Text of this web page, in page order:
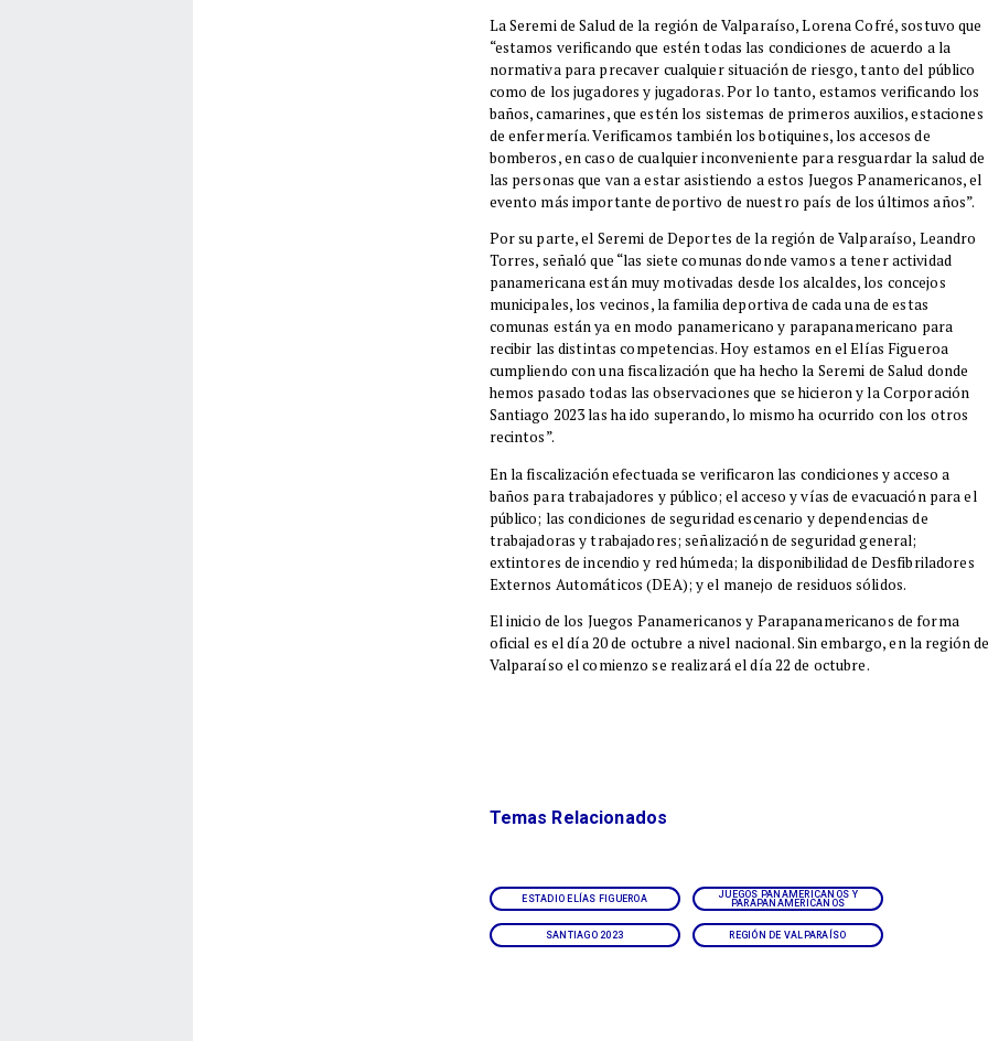
​La Seremi de Salud de la región de Valparaíso, Lorena Cofré, sostuvo que
“estamos verificando que estén todas las condiciones de acuerdo a la
normativa para precaver cualquier situación de riesgo, tanto del público
como de los jugadores y jugadoras. Por lo tanto, estamos verificando los
baños, camarines, que estén los sistemas de primeros auxilios, estaciones
de enfermería. Verificamos también los botiquines, los accesos de
bomberos, en caso de cualquier inconveniente para resguardar la salud de
las personas que van a estar asistiendo a estos Juegos Panamericanos, el
evento más importante deportivo de nuestro país de los últimos años”.
Por su parte, el Seremi de Deportes de la región de Valparaíso, Leandro
Torres, señaló que “las siete comunas donde vamos a tener actividad
panamericana están muy motivadas desde los alcaldes, los concejos
municipales, los vecinos, la familia deportiva de cada una de estas
comunas están ya en modo panamericano y parapanamericano para
recibir las distintas competencias. Hoy estamos en el Elías Figueroa
cumpliendo con una fiscalización que ha hecho la Seremi de Salud donde
hemos pasado todas las observaciones que se hicieron y la Corporación
Santiago 2023 las ha ido superando, lo mismo ha ocurrido con los otros
recintos”.
​En la fiscalización efectuada se verificaron las condiciones y acceso a
baños para trabajadores y público; el acceso y vías de evacuación para el
público; las condiciones de seguridad escenario y dependencias de
trabajadoras y trabajadores; señalización de seguridad general;
extintores de incendio y red húmeda; la disponibilidad de Desfibriladores
Externos Automáticos (DEA); y el manejo de residuos sólidos.
​El inicio de los Juegos Panamericanos y Parapanamericanos de forma
oficial es el día 20 de octubre a nivel nacional. Sin embargo, en la región
Valparaíso el comienzo se realizará el día 22 de octubre.
ESTADIO ELÍAS FIGUEROA
JUEGOS PANAMERICANOS Y
PARAPANAMERICANOS
SANTIAGO 2023 REGIÓN DE VALPARAÍSO
Temas Relacionados